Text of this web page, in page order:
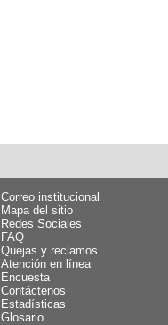
Correo institucional
Mapa del sitio
Redes Sociales
FAQ
Quejas y reclamos
Atención en línea
Encuesta
Contáctenos
Estadísticas
Glosario